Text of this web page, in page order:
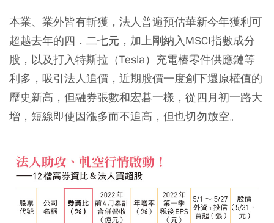
本業、業外皆有斬獲，法人普遍預估華新今年獲利可
超越去年的四．二七元，加上剛納入MSCI指數成分
股，以及打入特斯拉（Tesla）充電樁零件供應鏈等
利多，吸引法人追價，近期股價一度創下還原權值的
歷史新高，但融券張數和宏碁一樣，從四月初一路大
增，短線即使因漲多而不追高，但也切勿放空。